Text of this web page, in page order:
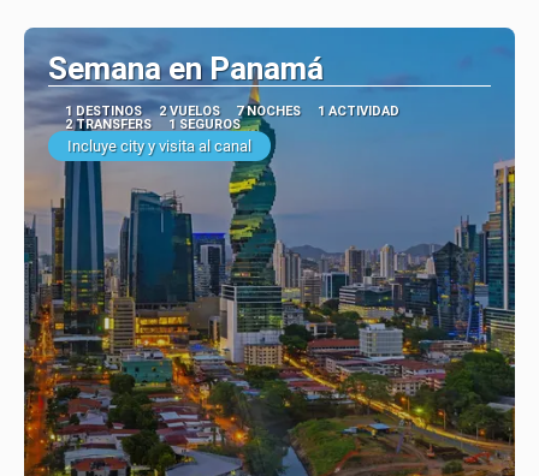
Semana en Panamá
1 DESTINOS 2 VUELOS 7 NOCHES
1 ACTIVIDAD
2 TRANSFERS
1 SEGUROS
Incluye city y visita al canal